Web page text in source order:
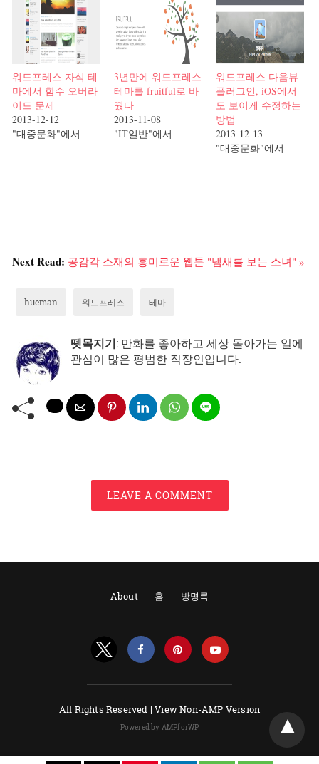
워드프레스 자식 테
마에서 함수 오버라
이드 문제
2013-12-12
"대중문화"에서
3년만에 워드프레스
테마를 fruitful로 바
꿨다
2013-11-08
"IT일반"에서
워드프레스 다음뷰
플러그인, iOS에서
도 보이게 수정하는
방법
2013-12-13
"대중문화"에서
Next Read: 공감각 소재의 흥미로운 웹툰 "냄새를 보는 소녀" »
hueman 워드프레스 테마
뗏목지기: 만화를 좋아하고 세상 돌아가는 일에
관심이 많은 평범한 직장인입니다.
LEAVE A COMMENT
About 홈 방명록
All Rights Reserved |View Non-AMP Version
Powered by AMPforWP